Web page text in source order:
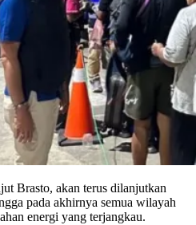
Brasto, akan terus dilanjutkan
pada akhirnya semua wilayah
energi yang terjangkau.